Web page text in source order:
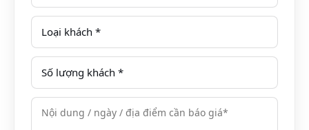
Ranh Nha
Trang
thuộc Khu du
đảo Cam Ranh,
Đông, Huyện
Cam Lâm, Tỉnh
đêm